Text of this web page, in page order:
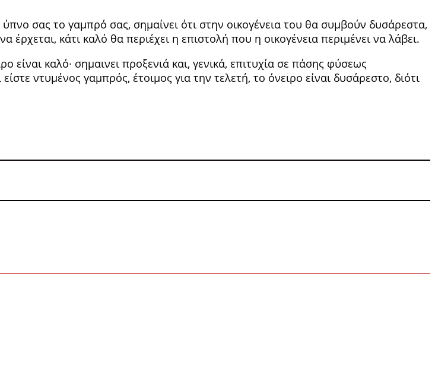
σας το γαμπρό σας, σημαίνει ότι στην οικογένεια του θα συμβούν δυσάρεστα,
κάτι καλό θα περιέχει η επιστολή που η οικογένεια περιμένει να λάβει.
καλό∙ σημαινει προξενιά και, γενικά, επιτυχία σε πάσης φύσεως
ντυμένος γαμπρός, έτοιμος για την τελετή, το όνειρο είναι δυσάρεστο, διότι